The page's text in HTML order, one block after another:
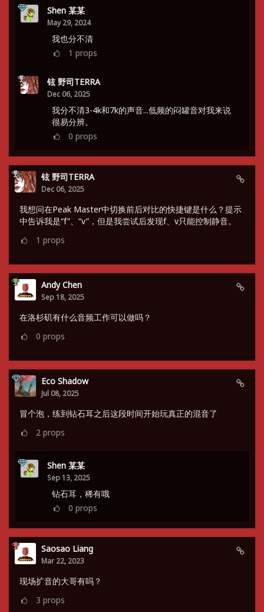
Shen 某某
May 29, 2024
我也分不清
1 props
铉 野司TERRA
Dec 06, 2025
我分不清3-4k和7k的声音...低频的闷罐音对我来说
很易分辨。
0 props
铉 野司TERRA
Dec 06, 2025
我想问在Peak Master中切换前后对比的快捷键是什么？提示
中告诉我是“f”、“v”，但是我尝试后发现f、v只能控制静音。
1 props
Andy Chen
Sep 18, 2025
在洛杉矶有什么音频工作可以做吗？
0 props
Eco Shadow
Jul 08, 2025
冒个泡，练到钻石耳之后这段时间开始玩真正的混音了
2 props
Shen 某某
Sep 13, 2025
钻石耳，稀有哦
0 props
Saosao Liang
Mar 22, 2023
现场扩音的大哥有吗？
3 props